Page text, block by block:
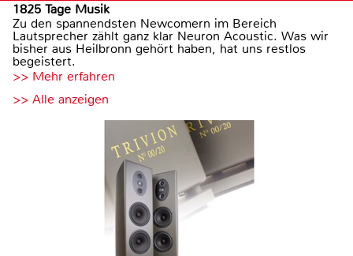
1825 Tage Musik
Zu den spannendsten Newcomern im Bereich
Lautsprecher zählt ganz klar Neuron Acoustic. Was wir
bisher aus Heilbronn gehört haben, hat uns restlos
begeistert.
>> Mehr erfahren
>> Alle anzeigen